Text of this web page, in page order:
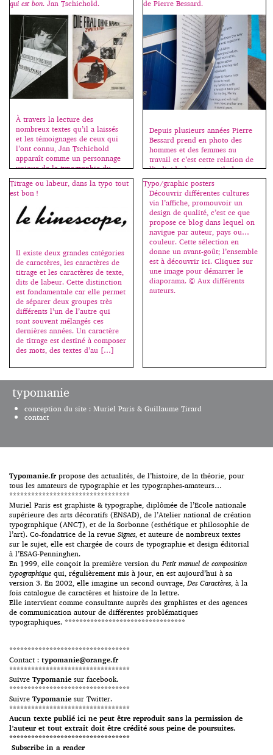
papier blanc. Des contrastes
prononcés entre les pleins […]
alphabétique de abeille à
visage), elle les analyse et
répertorie leurs représentations
graphiques afin d’en présenter
une vision contemporaine et
accessible […]
qui est bon. Jan Tschichold.
À travers la lecture des
nombreux textes qu’il a laissés
et les témoignages de ceux qui
l’ont connu, Jan Tschichold
apparaît comme un personnage
unique de la typographie du
XXe siècle. Acteur et promoteur
du mouvement moderne et
ensuite défenseur d’un retour à
la tradition, il ne cesse de
s’interroger sur les relations
pouvant exister entre […]
de Pierre Bessard.
Depuis plusieurs années Pierre
Bessard prend en photo des
hommes et des femmes au
travail et c’est cette relation de
l’individu à son travail, de
nature bien particulière, qui m’a
donné l’idée de départ pour le
design de ce livre. Je souhaitais
un livre à deux lectures. Une
première lecture repose sur la
juxtaposition de […]
Titrage ou labeur, dans la typo tout
est bon !
Il existe deux grandes catégories
de caractères, les caractères de
titrage et les caractères de texte,
dits de labeur. Cette distinction
est fondamentale car elle permet
de séparer deux groupes très
différents l’un de l’autre qui
sont souvent mélangés ces
dernières années. Un caractère
de titrage est destiné à composer
des mots, des textes d’au […]
Typo/graphic posters
Découvrir différentes cultures
via l’affiche, promouvoir un
design de qualité, c’est ce que
propose ce blog dans lequel on
navigue par auteur, pays ou…
couleur. Cette sélection en
donne un avant-goût; l’ensemble
est à découvrir ici. Cliquez sur
une image pour démarrer le
diaporama. © Aux différents
auteurs.
typomanie
conception du site : Muriel Paris & Guillaume Tirard
contact
Typomanie.fr propose des actualités, de l’histoire, de la théorie, pour
tous les amateurs de typographie et les typographes-amateurs…
*********************************
Muriel Paris est graphiste & typographe, diplômée de l’Ecole nationale
supérieure des arts décoratifs (ENSAD), de l’Atelier national de création
typographique (ANCT), et de la Sorbonne (esthétique et philosophie de
l’art). Co-fondatrice de la revue Signes, et auteure de nombreux textes
sur le sujet, elle est chargée de cours de typographie et design éditorial
à l’ESAG-Penninghen.
En 1999, elle conçoit la première version duPetit manuel de composition
typographique qui, régulièrement mis à jour, en est aujourd’hui à sa
version 3. En 2002, elle imagine un second ouvrage, Des Caractères, à la
fois catalogue de caractères et histoire de la lettre.
Elle intervient comme consultante auprès des graphistes et des agences
de communication autour de différentes problématiques
typographiques. *********************************
*********************************
Contact : typomanie@orange.fr
*********************************
Suivre Typomanie sur facebook.
*********************************
Suivre Typomanie sur Twitter.
*********************************
Aucun texte publié ici ne peut être reproduit sans la permission de
l’auteur et tout extrait doit être crédité sous peine de poursuites.
*********************************
Subscribe in a reader